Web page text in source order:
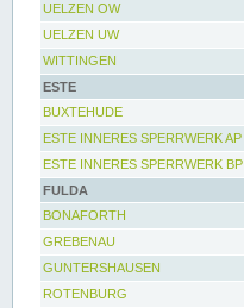
UELZEN OW
UELZEN UW
WITTINGEN
ESTE
BUXTEHUDE
ESTE INNERES SPERRWERK AP
ESTE INNERES SPERRWERK BP
FULDA
BONAFORTH
GREBENAU
GUNTERSHAUSEN
ROTENBURG